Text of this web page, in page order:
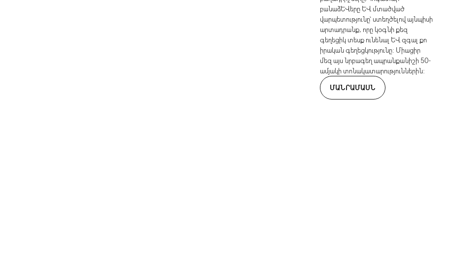
բանաձևերը և մտածված
վարպետությունը՝ ստեղծելով այնպիսի
արտադրանք, որը կօգնի քեզ
գեղեցիկ տեսք ունենալ և զգալ քո
իրական գեղեցկությունը: Միացիր
մեզ այս նրբագեղ ապրանքանիշի 50-
ամյակի տոնակատարություններին:
ՄԱՆՐԱՄԱՍՆ